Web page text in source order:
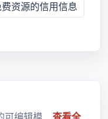
资源的信用信息